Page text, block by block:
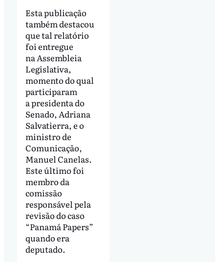
Esta publicação
também destacou
que tal relatório
foi entregue
na Assembleia
Legislativa,
momento do qual
participaram
a presidenta do
Senado, Adriana
Salvatierra, e o
ministro de
Comunicação,
Manuel Canelas.
Este último foi
membro da
comissão
responsável pela
revisão do caso
“Panamá Papers”
quando era
deputado.